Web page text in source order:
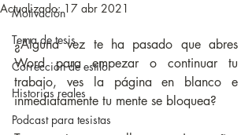
Motivación
Tema de tesis
Corrección de estilo
Historias reales
Podcast para tesistas
Actualizado:17 abr 2021
¿Alguna vez te ha pasado que abres
Word para empezar o continuar tu
trabajo, ves la página en blanco e
inmediatamente tu mente se bloquea?